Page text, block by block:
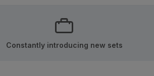
Constantly introducing new sets